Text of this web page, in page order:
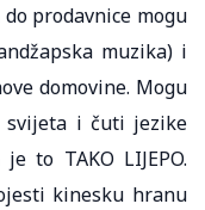
prodavnice mogu
muzika) i
domovine. Mogu
i čuti jezike
to TAKO LIJEPO.
kinesku hranu